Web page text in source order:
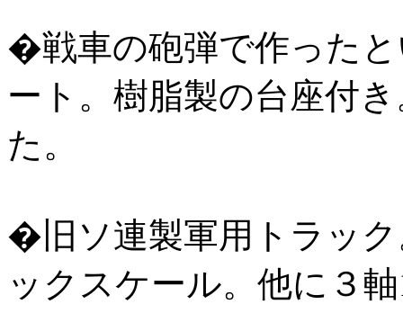
�戦車の砲弾で作った
ート。樹脂製の台座付
た。
�旧ソ連製軍用トラッ
ックスケール。他に３